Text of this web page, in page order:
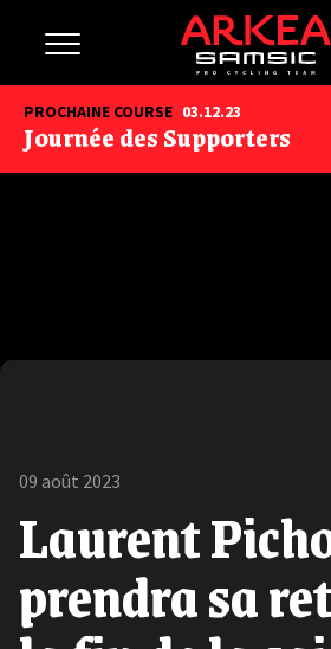
PROCHAINE COURSE 03.12.23
Journée des Supporters
09 août 2023
Laurent
prendra sa